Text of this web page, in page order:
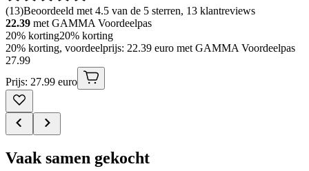
(13)Beoordeeld met 4.5 van de 5 sterren, 13 klantreviews
22.39 met GAMMA Voordeelpas
20% korting20% korting
20% korting, voordeelprijs: 22.39 euro met GAMMA Voordeelpas
27.99
Prijs: 27.99 euro
Vaak samen gekocht